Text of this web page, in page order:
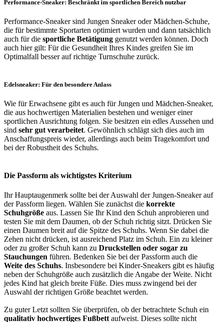
Performance-Sneaker: Beschränkt im sportlichen Bereich nutzbar
Performance-Sneaker sind Jungen Sneaker oder Mädchen-Schuhe,
die für bestimmte Sportarten optimiert wurden und dann tatsächlich
auch für die sportliche Betätigung genutzt werden können. Doch
auch hier gilt: Für die Gesundheit Ihres Kindes greifen Sie im
Optimalfall besser auf richtige Turnschuhe zurück.
Edelsneaker: Für den besondere Anlass
Wie für Erwachsene gibt es auch für Jungen und Mädchen-Sneaker,
die aus hochwertigen Materialien bestehen und weniger einer
sportlichen Ausrichtung folgen. Sie besitzen ein edles Aussehen und
sind sehr gut verarbeitet. Gewöhnlich schlägt sich dies auch im
Anschaffungspreis wieder, allerdings auch beim Tragekomfort und
bei der Robustheit des Schuhs.
Die Passform als wichtigstes Kriterium
Ihr Hauptaugenmerk sollte bei der Auswahl der Jungen-Sneaker auf
der Passform liegen. Wählen Sie zunächst die korrekte
Schuhgröße aus. Lassen Sie Ihr Kind den Schuh anprobieren und
testen Sie mit dem Daumen, ob der Schuh richtig sitzt. Drücken Sie
einen Daumen breit auf die Spitze des Schuhs. Wenn Sie dabei die
Zehen nicht drücken, ist ausreichend Platz im Schuh. Ein zu kleiner
oder zu großer Schuh kann zu Druckstellen oder sogar zu
Stauchungen führen. Bedenken Sie bei der Passform auch die
Weite des Schuhs. Insbesondere bei Kinder-Sneakers gibt es häufig
neben der Schuhgröße auch zusätzlich die Angabe der Weite. Nicht
jedes Kind hat gleich breite Füße. Dies muss zwingend bei der
Auswahl der richtigen Größe beachtet werden.
Zu guter Letzt sollten Sie überprüfen, ob der betrachtete Schuh ein
qualitativ hochwertiges Fußbett aufweist. Dieses sollte nicht